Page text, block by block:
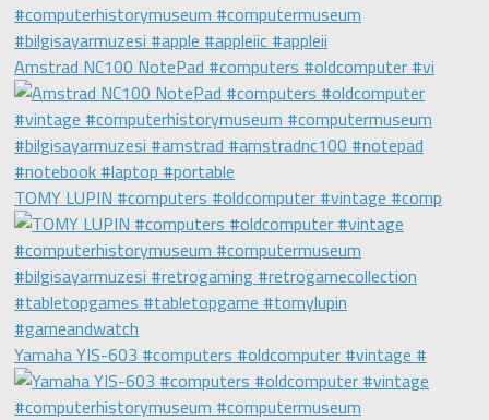
Amstrad NC100 NotePad #computers #oldcomputer #vi
TOMY LUPIN #computers #oldcomputer #vintage #comp
Yamaha YIS-603 #computers #oldcomputer #vintage #